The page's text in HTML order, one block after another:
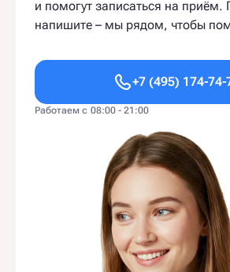
и помогут записаться на приём.
напишите – мы рядом, чтобы
+7 (495) 174-74-
Работаем с 08:00 - 21:00